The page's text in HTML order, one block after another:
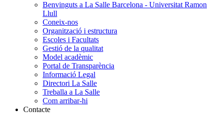
Benvinguts a La Salle Barcelona - Universitat Ramon
Llull
Coneix-nos
Organització i estructura
Escoles i Facultats
Gestió de la qualitat
Model acadèmic
Portal de Transparència
Informació Legal
Directori La Salle
Treballa a La Salle
Com arribar-hi
Contacte